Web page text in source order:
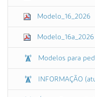
Modelo_16_2026
Modelo_16a_2026
Modelos para
INFORMAÇÃO